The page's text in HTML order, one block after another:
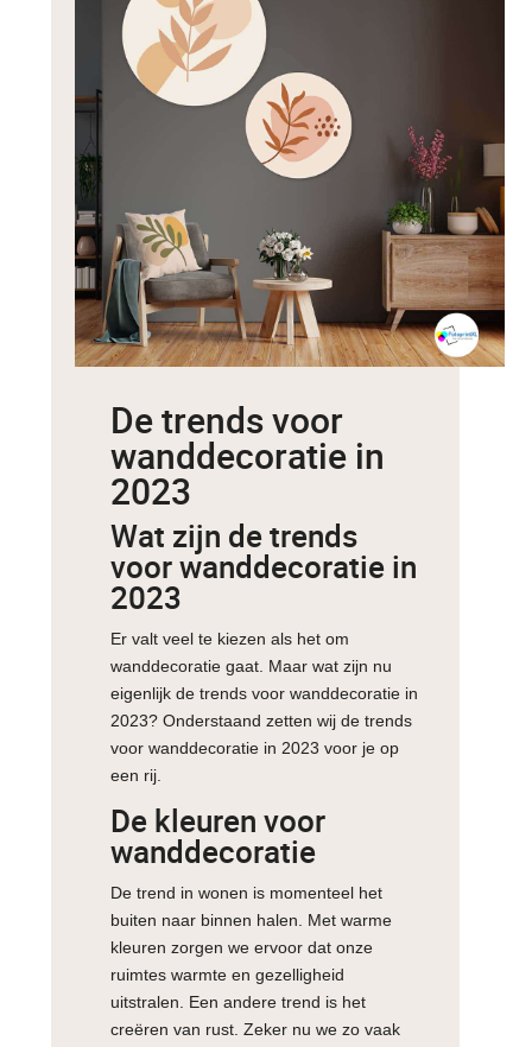
De trends voor
wanddecoratie in
2023
Wat zijn de trends
voor wanddecoratie in
2023
Er valt veel te kiezen als het om
wanddecoratie gaat. Maar wat zijn nu
eigenlijk de trends voor wanddecoratie in
2023? Onderstaand zetten wij de trends
voor wanddecoratie in 2023 voor je op
een rij.
De kleuren voor
wanddecoratie
De trend in wonen is momenteel het
buiten naar binnen halen. Met warme
kleuren zorgen we ervoor dat onze
ruimtes warmte en gezelligheid
uitstralen. Een andere trend is het
creëren van rust. Zeker nu we zo vaak